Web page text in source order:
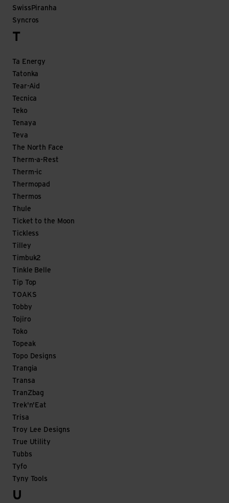
SwissPiranha
Syncros
T
Ta Energy
Tatonka
Tear-Aid
Tecnica
Teko
Tenaya
Teva
The North Face
Therm-a-Rest
Therm-ic
Thermopad
Thermos
Thule
Ticket to the Moon
Tickless
Tilley
Timbuk2
Tinkle Belle
Tip Top
TOAKS
Tobby
Tojiro
Toko
Topeak
Topo Designs
Trangia
Transa
TranZbag
Trek'n'Eat
Trisa
Troy Lee Designs
True Utility
Tubbs
Tyfo
Tyny Tools
U